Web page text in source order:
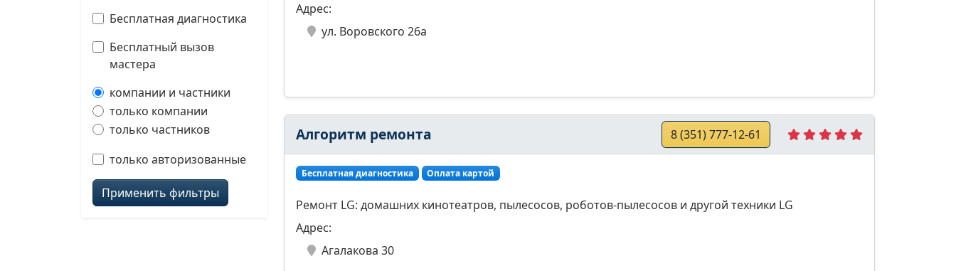
Бесплатная диагностика
Бесплатный вызов
мастера
компании и частники
только компании
только частников
только авторизованные
Применить фильтры
Адрес:
ул. Воровского 26а
Алгоритм ремонта 8 (351) 777-12-61
Бесплатная диагностика Оплата картой
Ремонт LG: домашних кинотеатров, пылесосов, роботов-пылесосов и другой техники LG
Адрес:
Агалакова 30